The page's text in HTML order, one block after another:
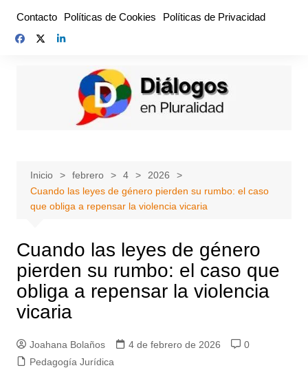
contenido
Contacto Políticas de Cookies Políticas de Privacidad
Inicio febrero 4
2026
Cuando las leyes de género pierden su rumbo: el caso
que obliga a repensar la violencia vicaria
Cuando las leyes de género
pierden su rumbo: el caso que
obliga a repensar la violencia
vicaria
Joahana Bolaños 4 de febrero de 2026
0
Pedagogía Jurídica